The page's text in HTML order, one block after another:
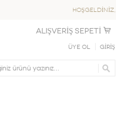
HOŞGELDİNİZ,
ALIŞVERİŞ SEPETİ
Üye Ol GİRİŞ